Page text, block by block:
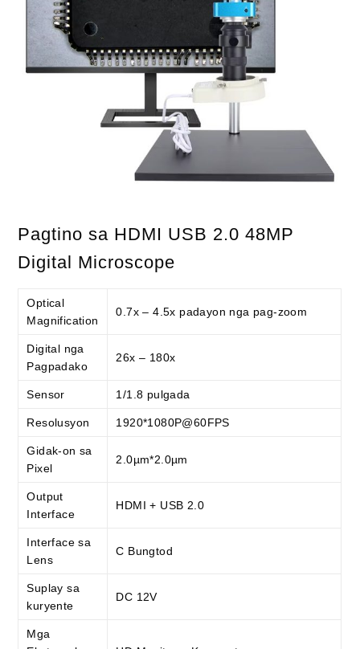
Pagtino sa HDMI USB 2.0 48MP
Digital Microscope
Optical
Magnification
0.7x – 4.5x padayon nga pag-zoom
Digital nga
Pagpadako
26x – 180x
Sensor 1/1.8 pulgada
Resolusyon 1920*1080P@60FPS
Gidak-on sa
Pixel
2.0µm*2.0µm
Output
Interface
HDMI + USB 2.0
Interface sa
Lens
C Bungtod
Suplay sa
kuryente
DC 12V
Mga